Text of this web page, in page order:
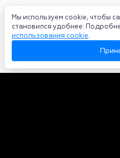
Мы используем cookie, чтобы
становился удобнее.
использования cookie.